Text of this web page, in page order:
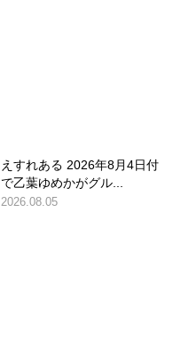
えすれある 2026年8月4日付
で乙葉ゆめかがグル...
2026.08.05